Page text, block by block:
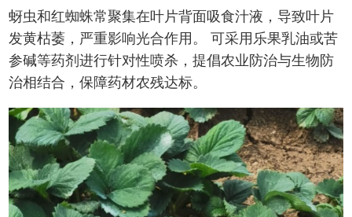
蚜虫和红蜘蛛常聚集在叶片背面吸食汁液，导致叶片
发黄枯萎，严重影响光合作用。 可采用乐果乳油或苦
参碱等药剂进行针对性喷杀，提倡农业防治与生物防
治相结合，保障药材农残达标。